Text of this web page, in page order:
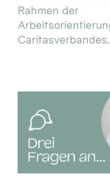
Rahmen der
Caritasverbandes.